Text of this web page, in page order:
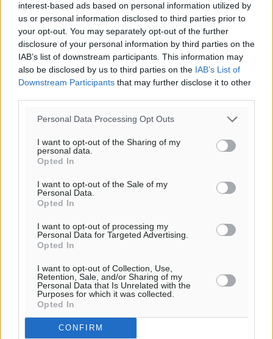
interest-based ads based on personal information utilized by
us or personal information disclosed to third parties prior to
your opt-out. You may separately opt-out of the further
disclosure of your personal information by third parties on the
IAB’s list of downstream participants. This information may
also be disclosed by us to third parties on the IAB’s List of
Downstream Participants that may further disclose it to other
Personal Data Processing Opt Outs
I want to opt-out of the Sharing of my
personal data.
Opted In
I want to opt-out of the Sale of my
Personal Data.
Opted In
I want to opt-out of processing my
Personal Data for Targeted Advertising.
Opted In
I want to opt-out of Collection, Use,
Retention, Sale, and/or Sharing of my
Personal Data that Is Unrelated with the
Purposes for which it was collected.
Opted In
CONFIRM
Υπενθύμιση:
Για την μερική αναπαραγωγή της είδησης από άλλες
ιστοσελίδες είναι απαραίτητη η χρήση του παρακάτω
της Δημοκρατικής.
o καιρός τώρα:
αίθριος καιρός
%